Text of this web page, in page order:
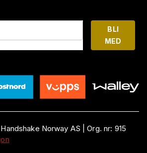
BLI
MED
Handshake Norway AS |Org. nr: 915